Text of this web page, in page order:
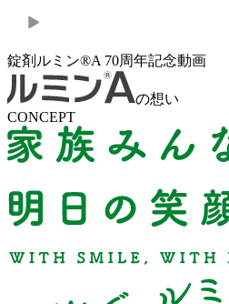
錠剤ルミン®A 70周年記念動画
の想い
CONCEPT